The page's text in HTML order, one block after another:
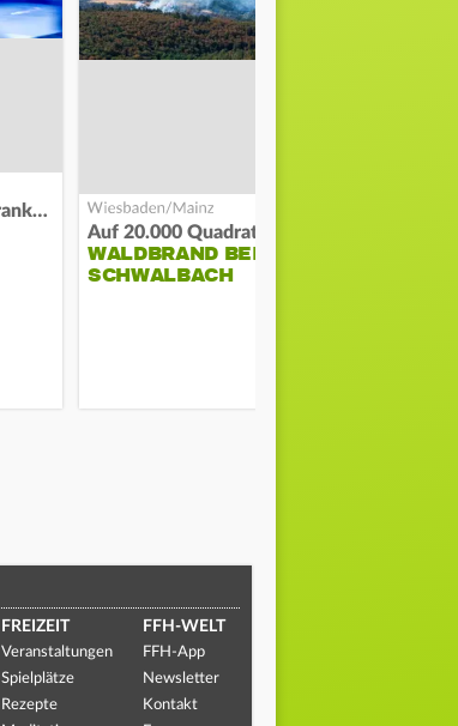
Flucht mit Lkw in Frankfurt
WALDBRAND BEI BAD
SCHWALBACH
FREIZEIT
Veranstaltungen
Spielplätze
Rezepte
FFH-WELT
FFH-App
Newsletter
Kontakt